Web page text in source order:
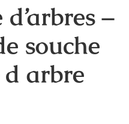
–
souche
d arbre